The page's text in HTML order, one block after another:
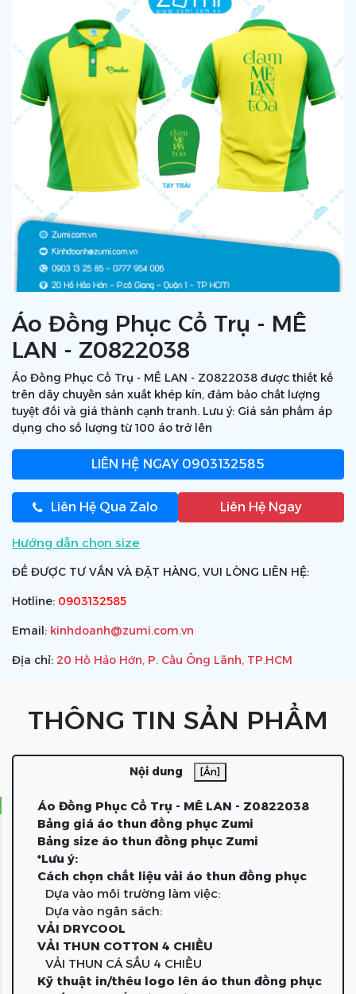
Áo Đồng Phục Cổ Trụ - MÊ
LAN - Z0822038
Áo Đồng Phục Cổ Trụ - MÊ LAN - Z0822038 được thiết kế
trên dây chuyền sản xuất khép kín, đảm bảo chất lượng
tuyệt đối và giá thành cạnh tranh. Lưu ý: Giá sản phẩm áp
dụng cho số lượng từ 100 áo trở lên
LIÊN HỆ NGAY 0903132585
Liên Hệ Qua Zalo Liên Hệ Ngay
Hướng dẫn chọn size
ĐỂ ĐƯỢC TƯ VẤN VÀ ĐẶT HÀNG, VUI LÒNG LIÊN HỆ:
Hotline: 0903132585
Email: kinhdoanh@zumi.com.vn
Địa chỉ: 20 Hồ Hảo Hớn, P. Cầu Ông Lãnh, TP.HCM
THÔNG TIN SẢN PHẨM
Nội dung [Ẩn]
Áo Đồng Phục Cổ Trụ - MÊ LAN - Z0822038
Bảng giá áo thun đồng phục Zumi
Bảng size áo thun đồng phục Zumi
*Lưu ý:
Cách chọn chất liệu vải áo thun đồng phục
Dựa vào môi trường làm việc:
Dựa vào ngân sách:
VẢI DRYCOOL
VẢI THUN COTTON 4 CHIỀU
VẢI THUN CÁ SẤU 4 CHIỀU
Kỹ thuật in/thêu logo lên áo thun đồng phục